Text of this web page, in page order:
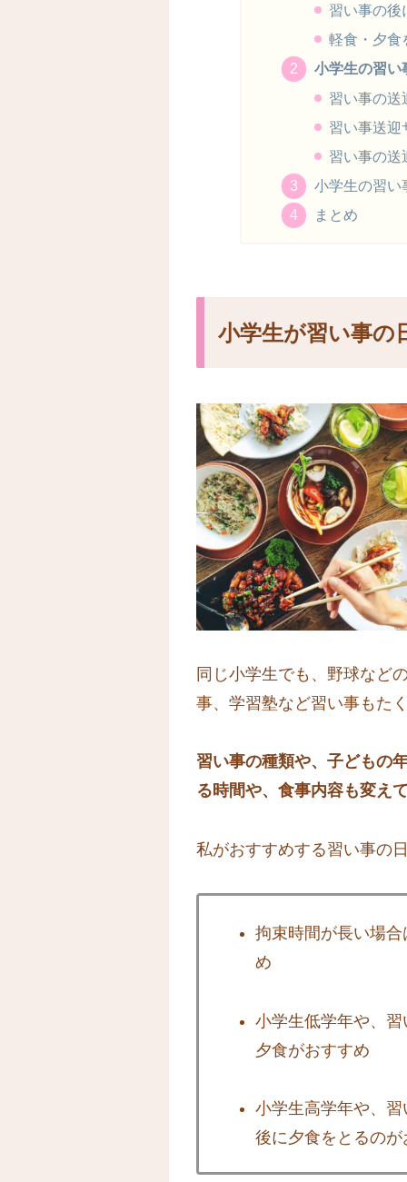
習い事の後
軽食・夕食
小学生の習い
習い事の送
習い事送迎
習い事の送
小学生の習い
まとめ
小学生が習い事の
同じ小学生でも、野球など
事、学習塾など習い事もた
習い事の種類や、子どもの
る時間や、食事内容も変え
私がおすすめする習い事の
拘束時間が長い場
め
小学生低学年や、
夕食がおすすめ
小学生高学年や、
後に夕食をとるのが